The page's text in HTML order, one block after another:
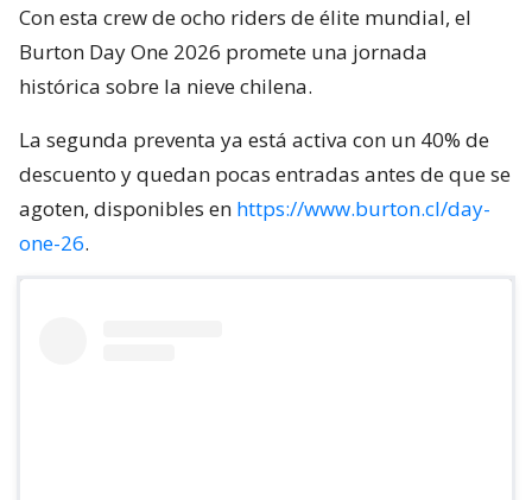
Con esta crew de ocho riders de élite mundial, el
Burton Day One 2026 promete una jornada
histórica sobre la nieve chilena.
La segunda preventa ya está activa con un 40% de
descuento y quedan pocas entradas antes de que se
agoten, disponibles en https://www.burton.cl/day-
one-26.